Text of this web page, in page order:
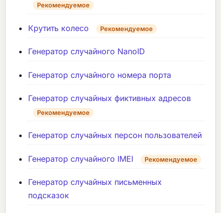
Рекомендуемое
Крутить колесо Рекомендуемое
Генератор случайного NanoID
Генератор случайного номера порта
Генератор случайных фиктивных адресов
Рекомендуемое
Генератор случайных персон пользователей
Генератор случайного IMEI Рекомендуемое
Генератор случайных письменных
подсказок